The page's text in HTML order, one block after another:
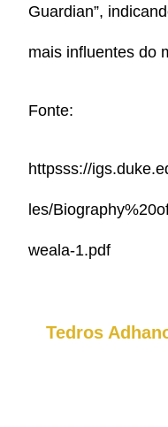
Guardian”,
mais influentes do
Fonte:
httpsss://
les/
weala-1.pdf
Tedros